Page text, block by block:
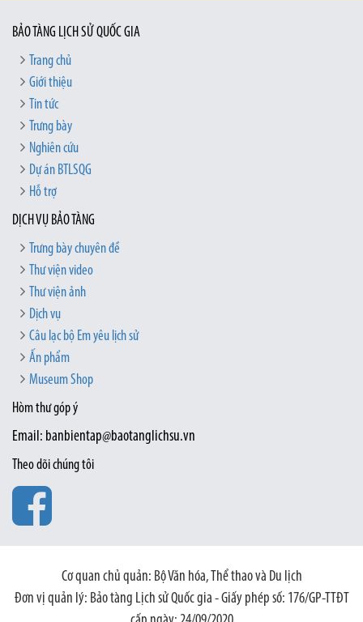
BẢO TÀNG LỊCH SỬ QUỐC GIA
Trang chủ
Giới thiệu
Tin tức
Trưng bày
Nghiên cứu
Dự án BTLSQG
Hỗ trợ
DỊCH VỤ BẢO TÀNG
Trưng bày chuyên đề
Thư viện video
Thư viện ảnh
Dịch vụ
Câu lạc bộ Em yêu lịch sử
Ấn phẩm
Museum Shop
Hòm thư góp ý
Email: banbientap@baotanglichsu.vn
Theo dõi chúng tôi
Cơ quan chủ quản: Bộ Văn hóa, Thể thao và Du lịch
Đơn vị quản lý: Bảo tàng Lịch sử Quốc gia - Giấy phép số: 176/GP-TTĐT